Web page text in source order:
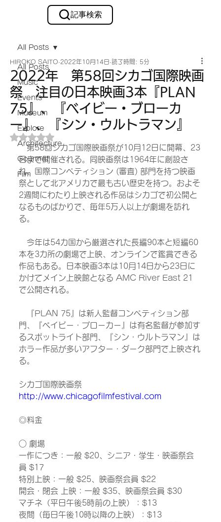
記事検索
All Posts
Music
Events
Museum
Explore
Architecture
Gourmet
Film
All Posts
2022年 第58回シカゴ国際映画
祭 注目の日本映画3本『PLAN
75』、『ベイビー・ブローカ
ー』、『シン・ウルトラマン』
HIROKO SAITO 2022年10月14日 読了時間: 5分
5つ星のうちNaNと評価されています。
第58回シカゴ国際映画祭が10月12日に開幕、23
日まで開催される。同映画祭は1964年に創設さ
れ、国際コンペティション (審査) 部門を持つ映画
祭として北アメリカで最も古い歴史を持つ。およそ
2週間にわたり上映される作品はシカゴで初公開と
なるものばかりで、毎年5万人以上が劇場を訪れ
る。
今年は54カ国から厳選された長編90本と短編60
本を3カ所の劇場で上映、オンラインで鑑賞できる
作品もある。日本映画3本は10月14日から23日に
かけてメイン上映館となる AMC River East 21
で公開される。
『PLAN 75』は新人監督コンペティション部
門、『ベイビー・ブローカー』は有名監督が参加す
るスポットライト部門、『シン・ウルトラマン』は
ホラー作品が多いアフター・ダーク部門で上映され
る。
シカゴ国際映画祭
http://www.chicagofilmfestival.com
◎料金
○ 劇場
一作につき：一般 $20、シニア・学生・映画祭会
員 $17
特別上映：一般 $25、映画祭会員 $22
開会・閉会 上映：一般 $35、映画祭会員 $30
マチネ（平日午後5時前の上映）：$13
夜間（毎日午後10時以降の上映）：$13